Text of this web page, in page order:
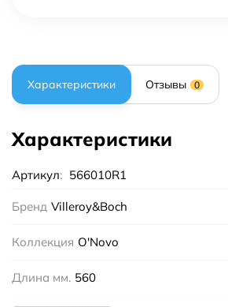
Характеристики Отзывы 0
Характеристики
Артикул: 566010R1
Бренд Villeroy&Boch
Коллекция O'Novo
Длина мм. 560